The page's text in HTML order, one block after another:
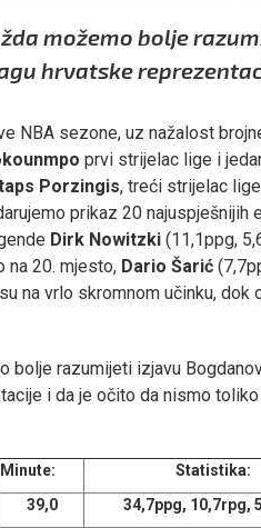
možemo bolje
hrvatske
NBA sezone, uz nažalost
prvi strijelac lige i
Porzingis, treći strijelac
prikaz 20 najuspješnijih
Dirk Nowitzki (11,1ppg,
na 20. mjesto, Dario Šarić
su na vrlo skromnom učinku, dok
bolje razumijeti izjavu
i da je očito da nismo
Minute:
Statistika:
39,0
34,7ppg, 10,7rpg,